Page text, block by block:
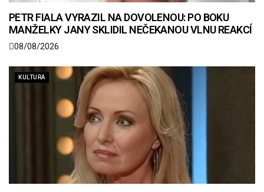
PETR FIALA VYRAZIL NA DOVOLENOU: PO BOKU
MANŽELKY JANY SKLIDIL NEČEKANOU VLNU REAKCÍ
08/08/2026
KULTURA